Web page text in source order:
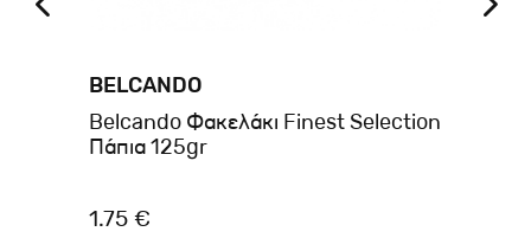
BELCANDO
Belcando Φακελάκι Finest Selection
Πάπια 125gr
1.75 €